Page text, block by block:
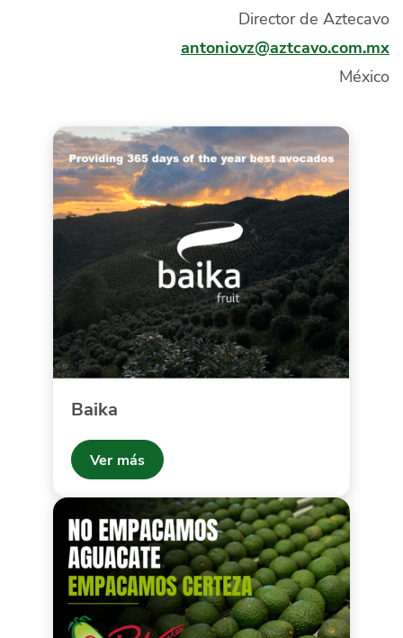
Director de Aztecavo
antoniovz@aztcavo.com.mx
México
Baika
Ver más